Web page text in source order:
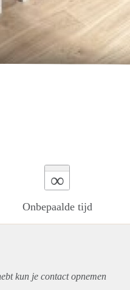
∞
Onbepaalde tijd
kun je contact opnemen